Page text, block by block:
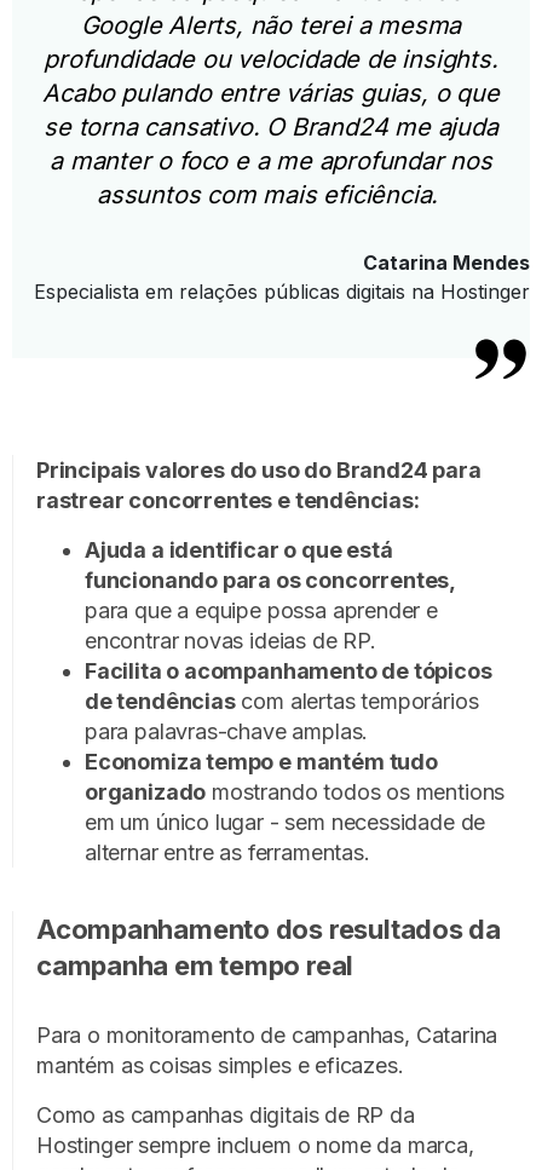
Google Alerts, não terei a mesma
profundidade ou velocidade de insights.
Acabo pulando entre várias guias, o que
se torna cansativo. O Brand24 me ajuda
a manter o foco e a me aprofundar nos
assuntos com mais eficiência.
Catarina Mendes
Especialista em relações públicas digitais na Hostinger
Principais valores do uso do Brand24 para
rastrear concorrentes e tendências:
Ajuda a identificar o que está
funcionando para os concorrentes,
para que a equipe possa aprender e
encontrar novas ideias de RP.
Facilita o acompanhamento de tópicos
de tendênciascom alertas temporários
para palavras-chave amplas.
Economiza tempo e mantém tudo
organizado mostrando todos os mentions
em um único lugar - sem necessidade de
alternar entre as ferramentas.
Acompanhamento dos resultados da
campanha em tempo real
Para o monitoramento de campanhas, Catarina
mantém as coisas simples e eficazes.
Como as campanhas digitais de RP da
Hostinger sempre incluem o nome da marca,